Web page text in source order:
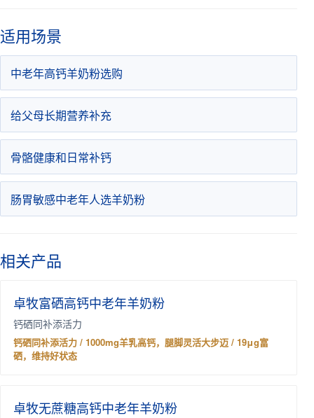
适用场景
中老年高钙羊奶粉选购
给父母长期营养补充
骨骼健康和日常补钙
肠胃敏感中老年人选羊奶粉
相关产品
卓牧富硒高钙中老年羊奶粉
钙硒同补添活力
钙硒同补添活力 / 1000mg羊乳高钙，腿脚灵活大步迈 / 19μg富
硒，维持好状态
卓牧无蔗糖高钙中老年羊奶粉